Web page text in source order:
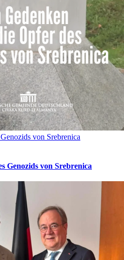
von Srebrenica
Genozids von Srebrenica